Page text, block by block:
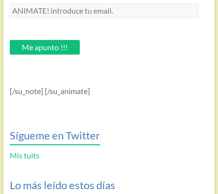
ANIMATE!
email.Me apunto !!!
[/su_note] [/su_animate]
Sígueme en Twitter
Mis tuits
Lo más leído estos días